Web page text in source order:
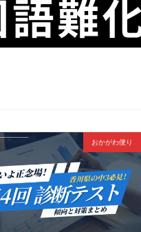
おかがわ便り